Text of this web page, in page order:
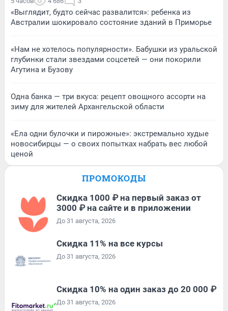
«Выглядит, будто сейчас развалится»: ребенка из
Австралии шокировало состояние зданий в Приморье
«Нам не хотелось популярности». Бабушки из уральской
глубинки стали звездами соцсетей — они покорили
Агутина и Бузову
Одна банка — три вкуса: рецепт овощного ассорти на
зиму для жителей Архангельской области
«Ела одни булочки и пирожные»: экстремально худые
новосибирцы — о своих попытках набрать вес любой
ценой
ПРОМОКОДЫ
Скидка 1000 ₽ на первый заказ от
3000 ₽ на сайте и в приложении
До 31 августа, 2026
Скидка 11% на все курсы
До 31 августа, 2026
Скидка 10% на один заказ до 20 000 ₽
До 31 августа, 2026